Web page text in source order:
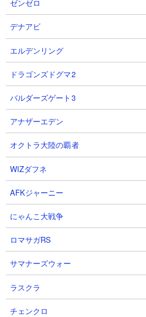
レジェンドストーリー0の「ン・ト
の攻略動画まとめページです。敵城
ジェンドブンブンがボスで、取り巻
ル、ダテメガネル、ちびぶんぶんな
真レジェブンブンとダテメガネルの
古代の呪い持ちのキャラを中心にし
代種相手に鈍足と呪いを振りまける
とは突破力が高いちびぶんぶんを早
飛脚のような量産火力キャラを入れ
ャラもダテメガネルの攻撃を気にし
であれば使いやすいです。
ゼンゼロ
デナアビ
エルデンリング
ドラゴンズドグマ2
バルダーズゲート3
アナザーエデン
オクトラ大陸の覇者
WIZダフネ
AFKジャーニー
にゃんこ大戦争
ロマサガRS
サマナーズウォー
ラスクラ
チェンクロ